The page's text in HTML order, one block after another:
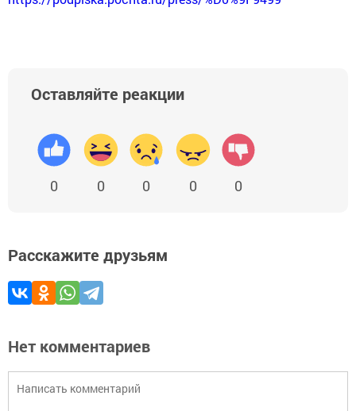
Оставляйте реакции
0 0 0 0 0
Расскажите друзьям
Нет комментариев